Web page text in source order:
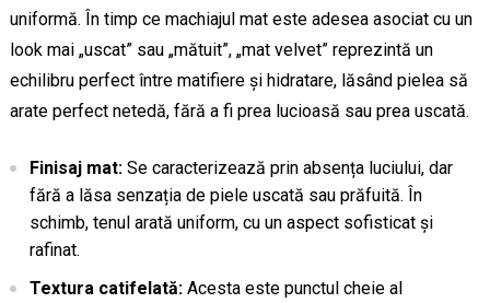
uniformă. În timp ce machiajul mat este adesea asociat cu un
look mai „uscat” sau „mătuit”, „mat velvet” reprezintă un
echilibru perfect între matifiere și hidratare, lăsând pielea să
arate perfect netedă, fără a fi prea lucioasă sau prea uscată.
Finisaj mat:Se caracterizează prin absența luciului, dar
fără a lăsa senzația de piele uscată sau prăfuită. În
schimb, tenul arată uniform, cu un aspect sofisticat și
rafinat.
Textura catifelată:Acesta este punctul cheie al